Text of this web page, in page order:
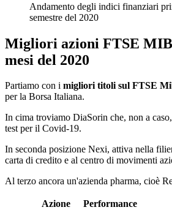
Andamento degli indici finanziari
semestre del 2020
Migliori azioni FTSE
mesi del 2020
Partiamo con i migliori titoli sul FTSE
per la Borsa Italiana.
In cima troviamo DiaSorin che, non a
test per il Covid-19.
In seconda posizione Nexi, attiva nella
carta di credito e al centro di movimenti
Al terzo ancora un'azienda pharma, cioè
Azione
Performance